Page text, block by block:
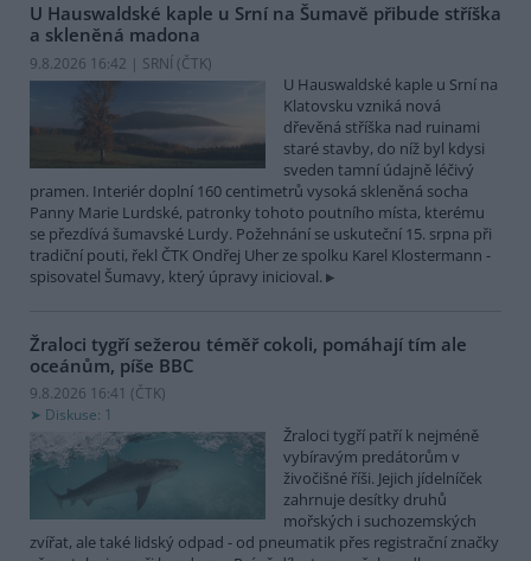
U Hauswaldské kaple u Srní na Šumavě přibude stříška
a skleněná madona
9.8.2026 16:42 | SRNÍ (ČTK)
U Hauswaldské kaple u Srní na
Klatovsku vzniká nová
dřevěná stříška nad ruinami
staré stavby, do níž byl kdysi
sveden tamní údajně léčivý
pramen. Interiér doplní 160 centimetrů vysoká skleněná socha
Panny Marie Lurdské, patronky tohoto poutního místa, kterému
se přezdívá šumavské Lurdy. Požehnání se uskuteční 15. srpna při
tradiční pouti, řekl ČTK Ondřej Uher ze spolku Karel Klostermann -
spisovatel Šumavy, který úpravy inicioval.
Žraloci tygří sežerou téměř cokoli, pomáhají tím ale
oceánům, píše BBC
9.8.2026 16:41 (ČTK)
Diskuse: 1
Žraloci tygří patří k nejméně
vybíravým predátorům v
živočišné říši. Jejich jídelníček
zahrnuje desítky druhů
mořských i suchozemských
zvířat, ale také lidský odpad - od pneumatik přes registrační značky